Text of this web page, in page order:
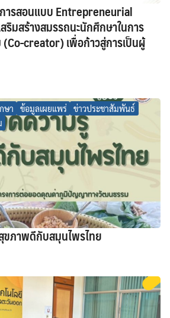
ารสอนแบบ Entrepreneurial
ริมสร้างสมรรถนะนักศึกษาในการ
creator) เพื่อก้าวสู่การเป็นผู้
ษา ข้อมูลเผยแพร่
ข่าวประชาสัมพันธ์
ขภาพดีกับสมุนไพรไทย